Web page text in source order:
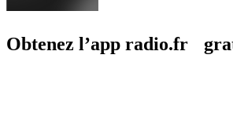
Obtenez l’app radio.fr